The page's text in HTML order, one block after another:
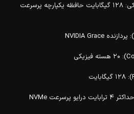
• ظرفیت و نوع حافظه گرافیکی: ۱۲۸ گیگابایت حافظه یکپارچه پرسرعت
• فضای ذخیره‌سازی داخلی: حداکثر ۴ ترابایت درایو پرسرعت NVMe